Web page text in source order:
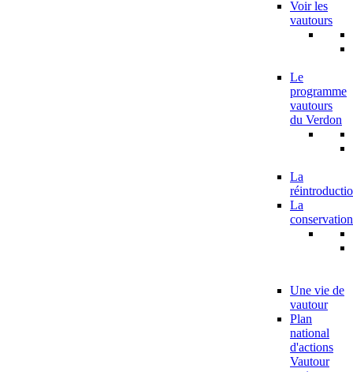
Voir les
vautours
Le
programme
vautours
du Verdon
La
La
conservation
Une vie de
vautour
Plan
national
d'actions
Vautour